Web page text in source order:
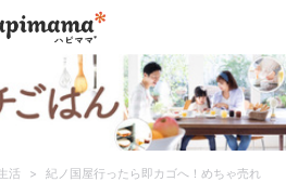
活 >
紀ノ国屋行ったら即カゴへ！めちゃ売れ